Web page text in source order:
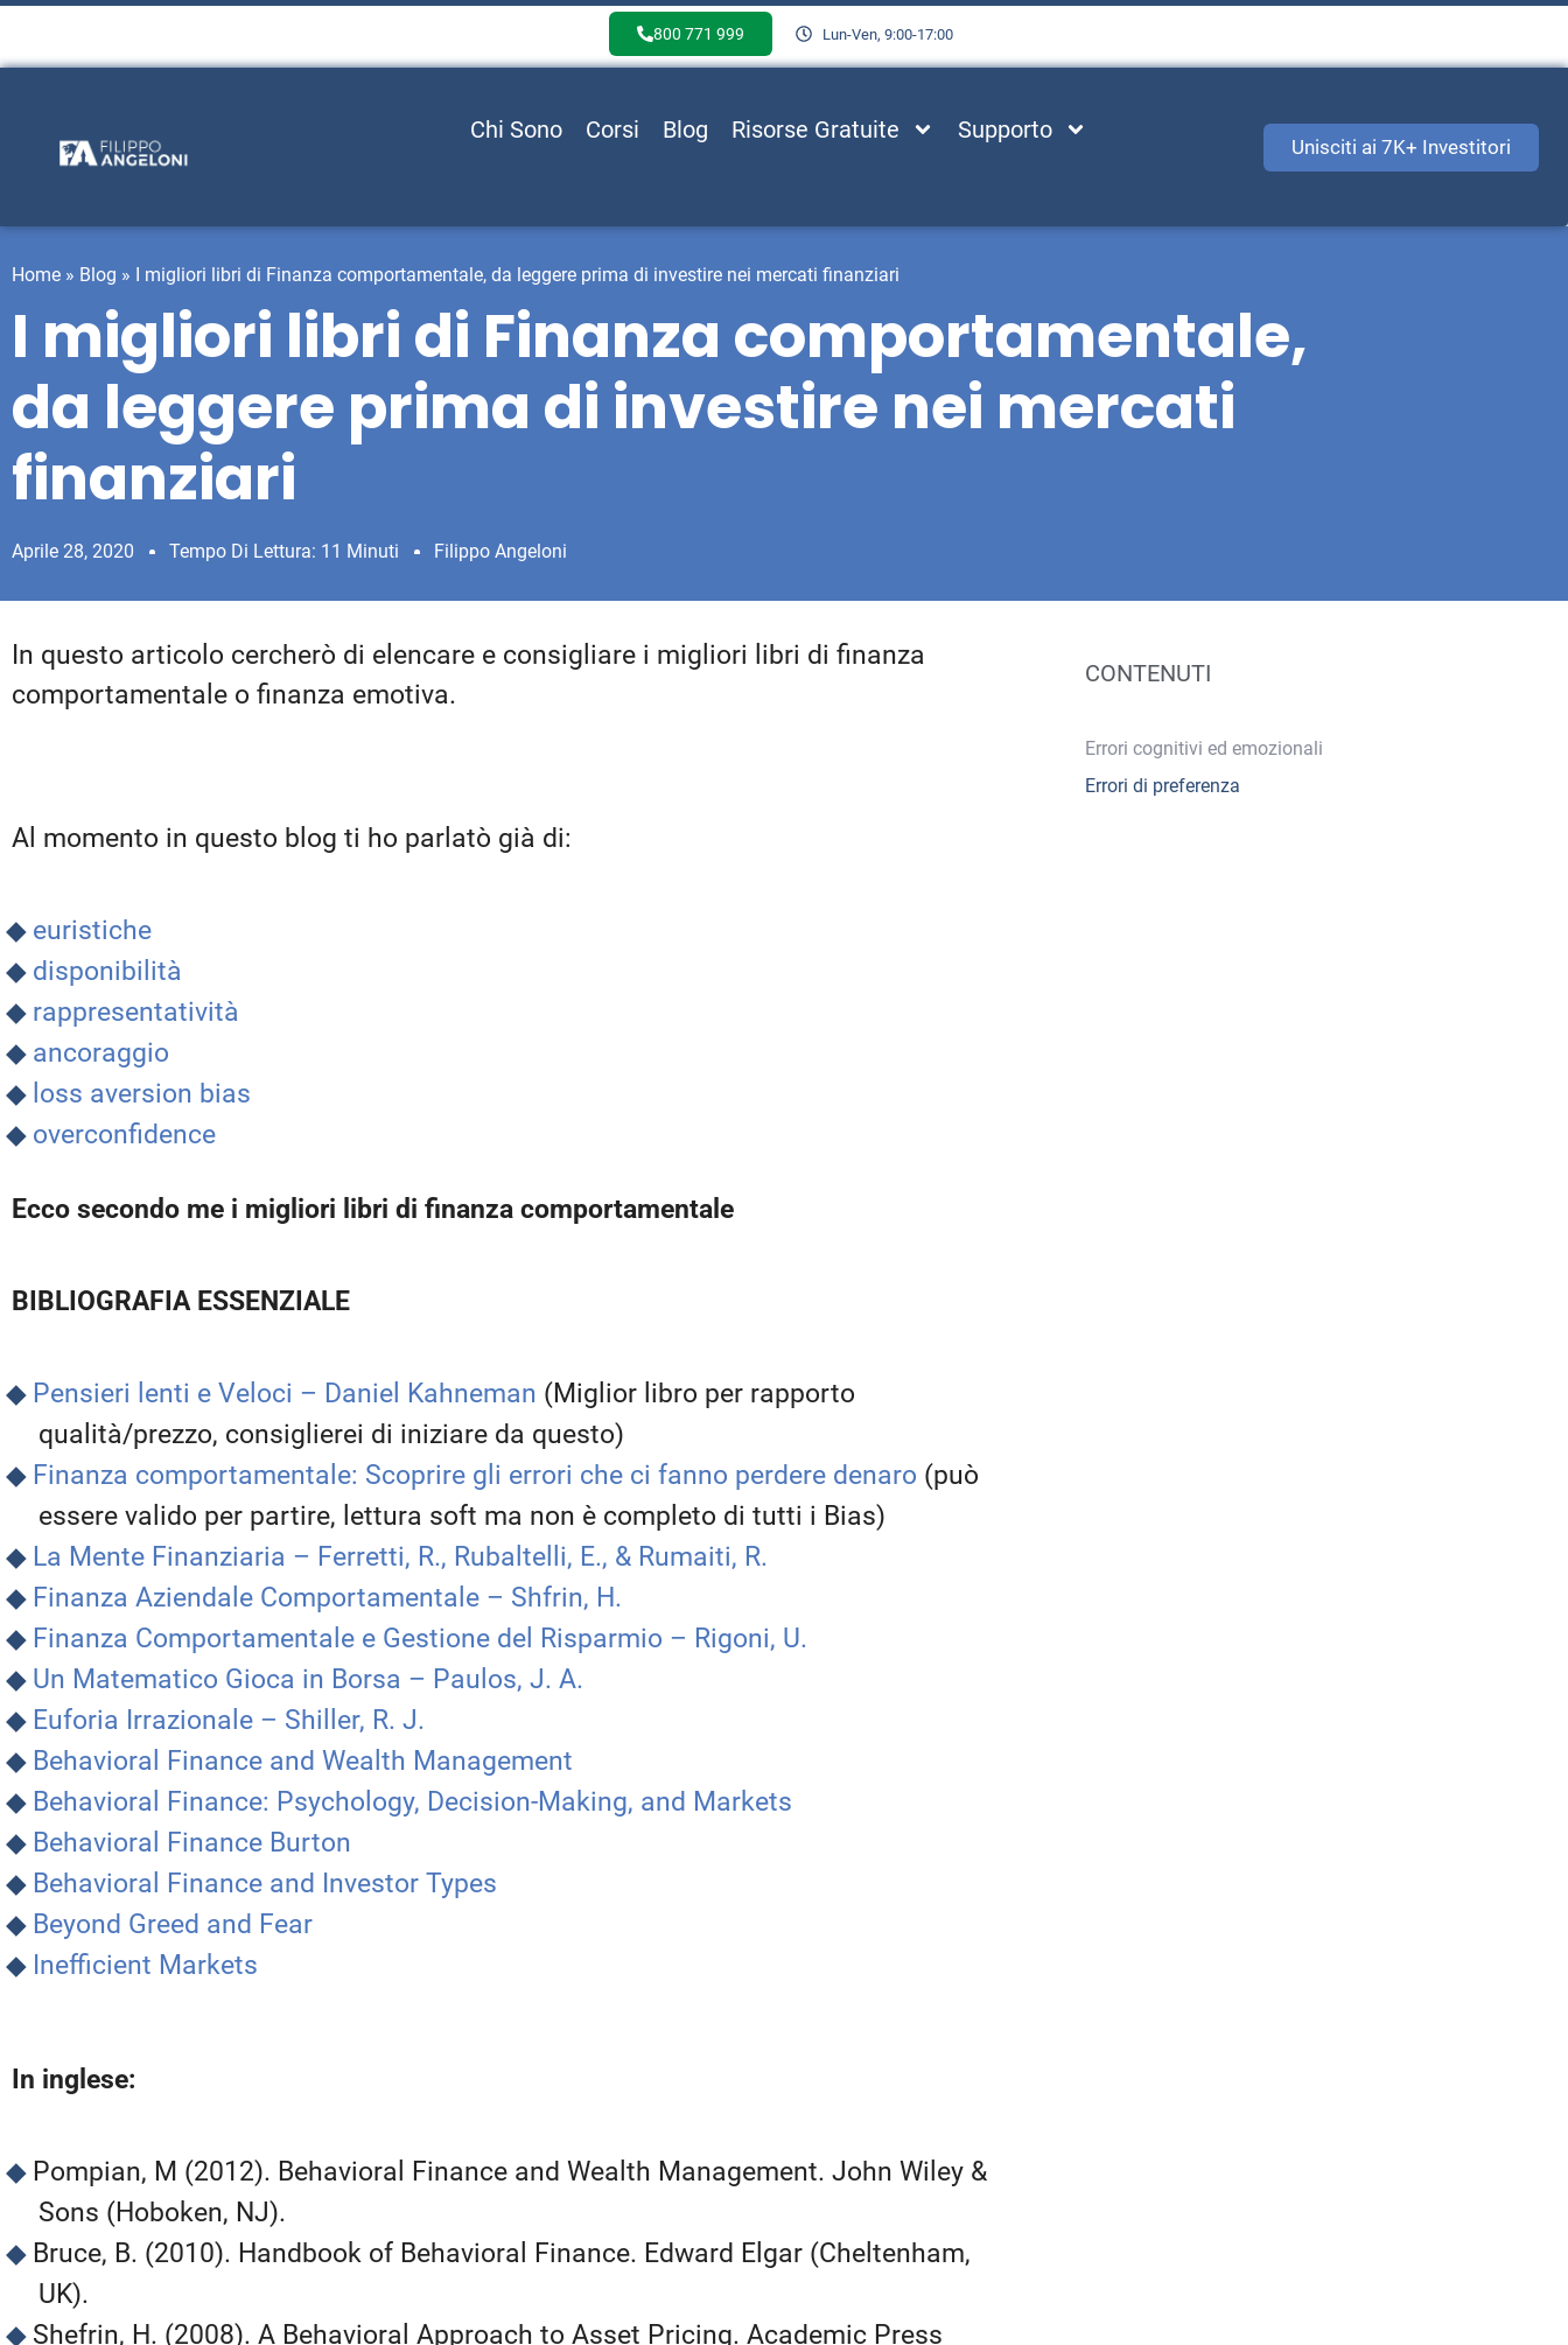
800 771 999 Lun-Ven, 9:00-17:00
Chi Sono Corsi Blog Risorse Gratuite Supporto
Unisciti ai 7K+ Investitori
Home » Blog » I migliori libri di Finanza comportamentale, da leggere prima di investire nei mercati finanziari
I migliori libri di Finanza comportamentale,
da leggere prima di investire nei mercati
finanziari
Aprile 28, 2020 Tempo Di Lettura: 11 Minuti Filippo Angeloni
In questo articolo cercherò di elencare e consigliare i migliori libri di finanza
comportamentale o finanza emotiva.
Al momento in questo blog ti ho parlatò già di:
euristiche
disponibilità
rappresentatività
ancoraggio
loss aversion bias
overconfidence
Ecco secondo me i migliori libri di finanza comportamentale
BIBLIOGRAFIA ESSENZIALE
Pensieri lenti e Veloci – Daniel Kahneman (Miglior libro per rapporto
qualità/prezzo, consiglierei di iniziare da questo)
Finanza comportamentale: Scoprire gli errori che ci fanno perdere denaro (può
essere valido per partire, lettura soft ma non è completo di tutti i Bias)
La Mente Finanziaria – Ferretti, R., Rubaltelli, E., & Rumaiti, R.
Finanza Aziendale Comportamentale – Shfrin, H.
Finanza Comportamentale e Gestione del Risparmio – Rigoni, U.
Un Matematico Gioca in Borsa – Paulos, J. A.
Euforia Irrazionale – Shiller, R. J.
Behavioral Finance and Wealth Management
Behavioral Finance: Psychology, Decision-Making, and Markets
Behavioral Finance Burton
Behavioral Finance and Investor Types
Beyond Greed and Fear
Inefficient Markets
In inglese:
Pompian, M (2012). Behavioral Finance and Wealth Management. John Wiley &
Sons (Hoboken, NJ).
Bruce, B. (2010). Handbook of Behavioral Finance. Edward Elgar (Cheltenham,
UK).
Shefrin, H. (2008). A Behavioral Approach to Asset Pricing. Academic Press
CONTENUTI
Errori cognitivi ed emozionali
Errori di preferenza